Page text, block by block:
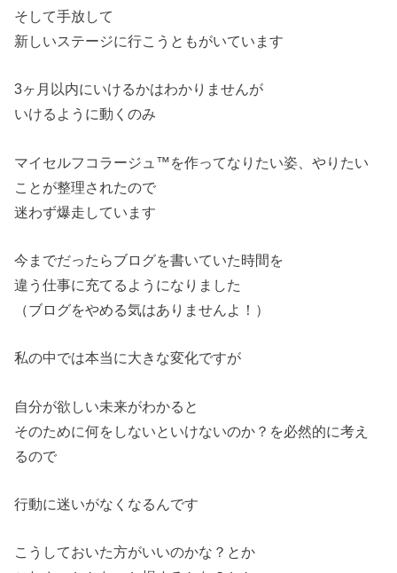
そして手放して
新しいステージに行こうともがいています
3ヶ月以内にいけるかはわかりませんが
いけるように動くのみ
マイセルフコラージュ™を作ってなりたい姿、やりたい
ことが整理されたので
迷わず爆走しています
今までだったらブログを書いていた時間を
違う仕事に充てるようになりました
（ブログをやめる気はありませんよ！）
私の中では本当に大きな変化ですが
自分が欲しい未来がわかると
そのために何をしないといけないのか？を必然的に考え
るので
行動に迷いがなくなるんです
こうしておいた方がいいのかな？とか